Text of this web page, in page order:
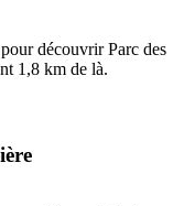
découvrir Parc des
1,8 km de là.